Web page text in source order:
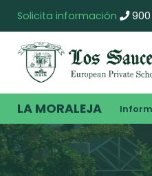
Solicita información 900
LA MORALEJA